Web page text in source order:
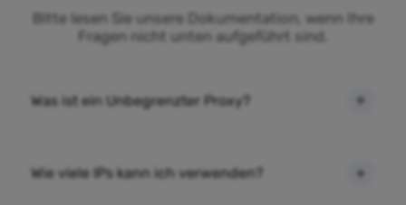
Bitte lesen Sie unsere Dokumentation, wenn Ihre
Fragen nicht unten aufgeführt sind.
Was ist ein Unbegrenzter Proxy?
Wie viele IPs kann ich verwenden?